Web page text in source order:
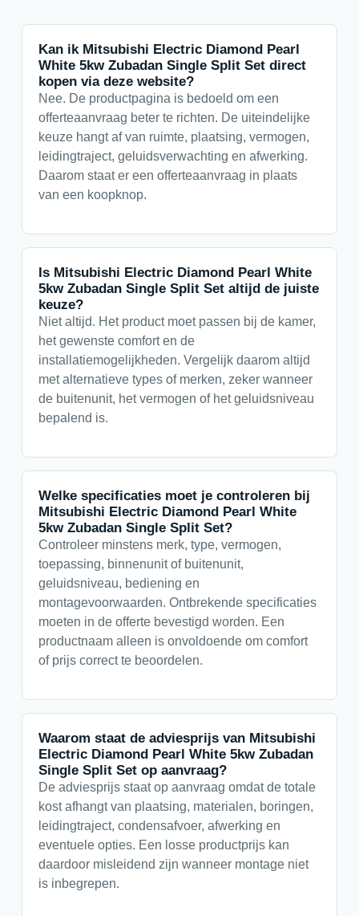
Kan ik Mitsubishi Electric Diamond Pearl
White 5kw Zubadan Single Split Set direct
kopen via deze website?
Nee. De productpagina is bedoeld om een
offerteaanvraag beter te richten. De uiteindelijke
keuze hangt af van ruimte, plaatsing, vermogen,
leidingtraject, geluidsverwachting en afwerking.
Daarom staat er een offerteaanvraag in plaats
van een koopknop.
Is Mitsubishi Electric Diamond Pearl White
5kw Zubadan Single Split Set altijd de juiste
keuze?
Niet altijd. Het product moet passen bij de kamer,
het gewenste comfort en de
installatiemogelijkheden. Vergelijk daarom altijd
met alternatieve types of merken, zeker wanneer
de buitenunit, het vermogen of het geluidsniveau
bepalend is.
Welke specificaties moet je controleren bij
Mitsubishi Electric Diamond Pearl White
5kw Zubadan Single Split Set?
Controleer minstens merk, type, vermogen,
toepassing, binnenunit of buitenunit,
geluidsniveau, bediening en
montagevoorwaarden. Ontbrekende specificaties
moeten in de offerte bevestigd worden. Een
productnaam alleen is onvoldoende om comfort
of prijs correct te beoordelen.
Waarom staat de adviesprijs van Mitsubishi
Electric Diamond Pearl White 5kw Zubadan
Single Split Set op aanvraag?
De adviesprijs staat op aanvraag omdat de totale
kost afhangt van plaatsing, materialen, boringen,
leidingtraject, condensafvoer, afwerking en
eventuele opties. Een losse productprijs kan
daardoor misleidend zijn wanneer montage niet
is inbegrepen.